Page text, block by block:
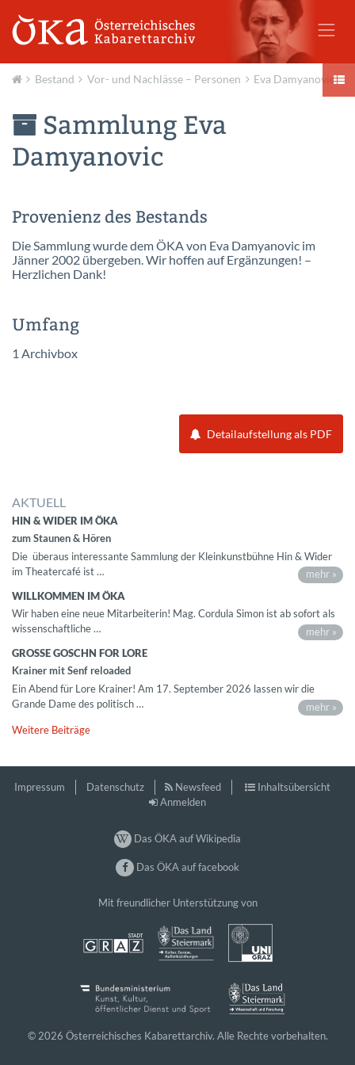
Bestand Vor- und Nachlässe – Personen Eva Damyanovic
Sammlung Eva
Damyanovic
Provenienz des Bestands
Die Sammlung wurde dem ÖKA von Eva Damyanovic im
Jänner 2002 übergeben. Wir hoffen auf Ergänzungen! –
Herzlichen Dank!
Umfang
1 Archivbox
Detailaufstellung als PDF
AKTUELL
HIN & WIDER IM ÖKA
zum Staunen & Hören
Die überaus interessante Sammlung der Kleinkunstbühne Hin & Wider
im Theatercafé ist …
mehr »
WILLKOMMEN IM ÖKA
Wir haben eine neue Mitarbeiterin! Mag. Cordula Simon ist ab sofort als
wissenschaftliche …
mehr »
GROSSE GOSCHN FOR LORE
Krainer mit Senf reloaded
Ein Abend für Lore Krainer! Am 17. September 2026 lassen wir die
Grande Dame des politisch …
mehr »
Weitere Beiträge
Impressum Datenschutz Newsfeed
Inhaltsübersicht
Anmelden
Das ÖKA auf Wikipedia
Das ÖKA auf facebook
Mit freundlicher Unterstützung von
© 2026 Österreichisches Kabarettarchiv. Alle Rechte vorbehalten.